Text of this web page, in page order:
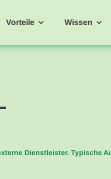
Vorteile Wissen
Dienstleister. Typische